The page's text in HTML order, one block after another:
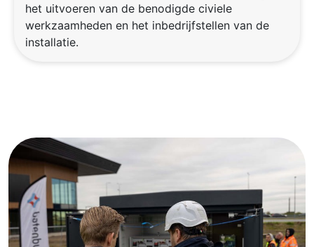
het uitvoeren van de benodigde civiele
werkzaamheden en het inbedrijfstellen van de
installatie.